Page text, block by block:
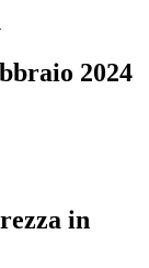
2024
in